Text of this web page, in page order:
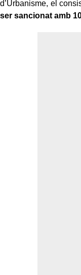
d’Urbanisme, el
ser sancionat amb